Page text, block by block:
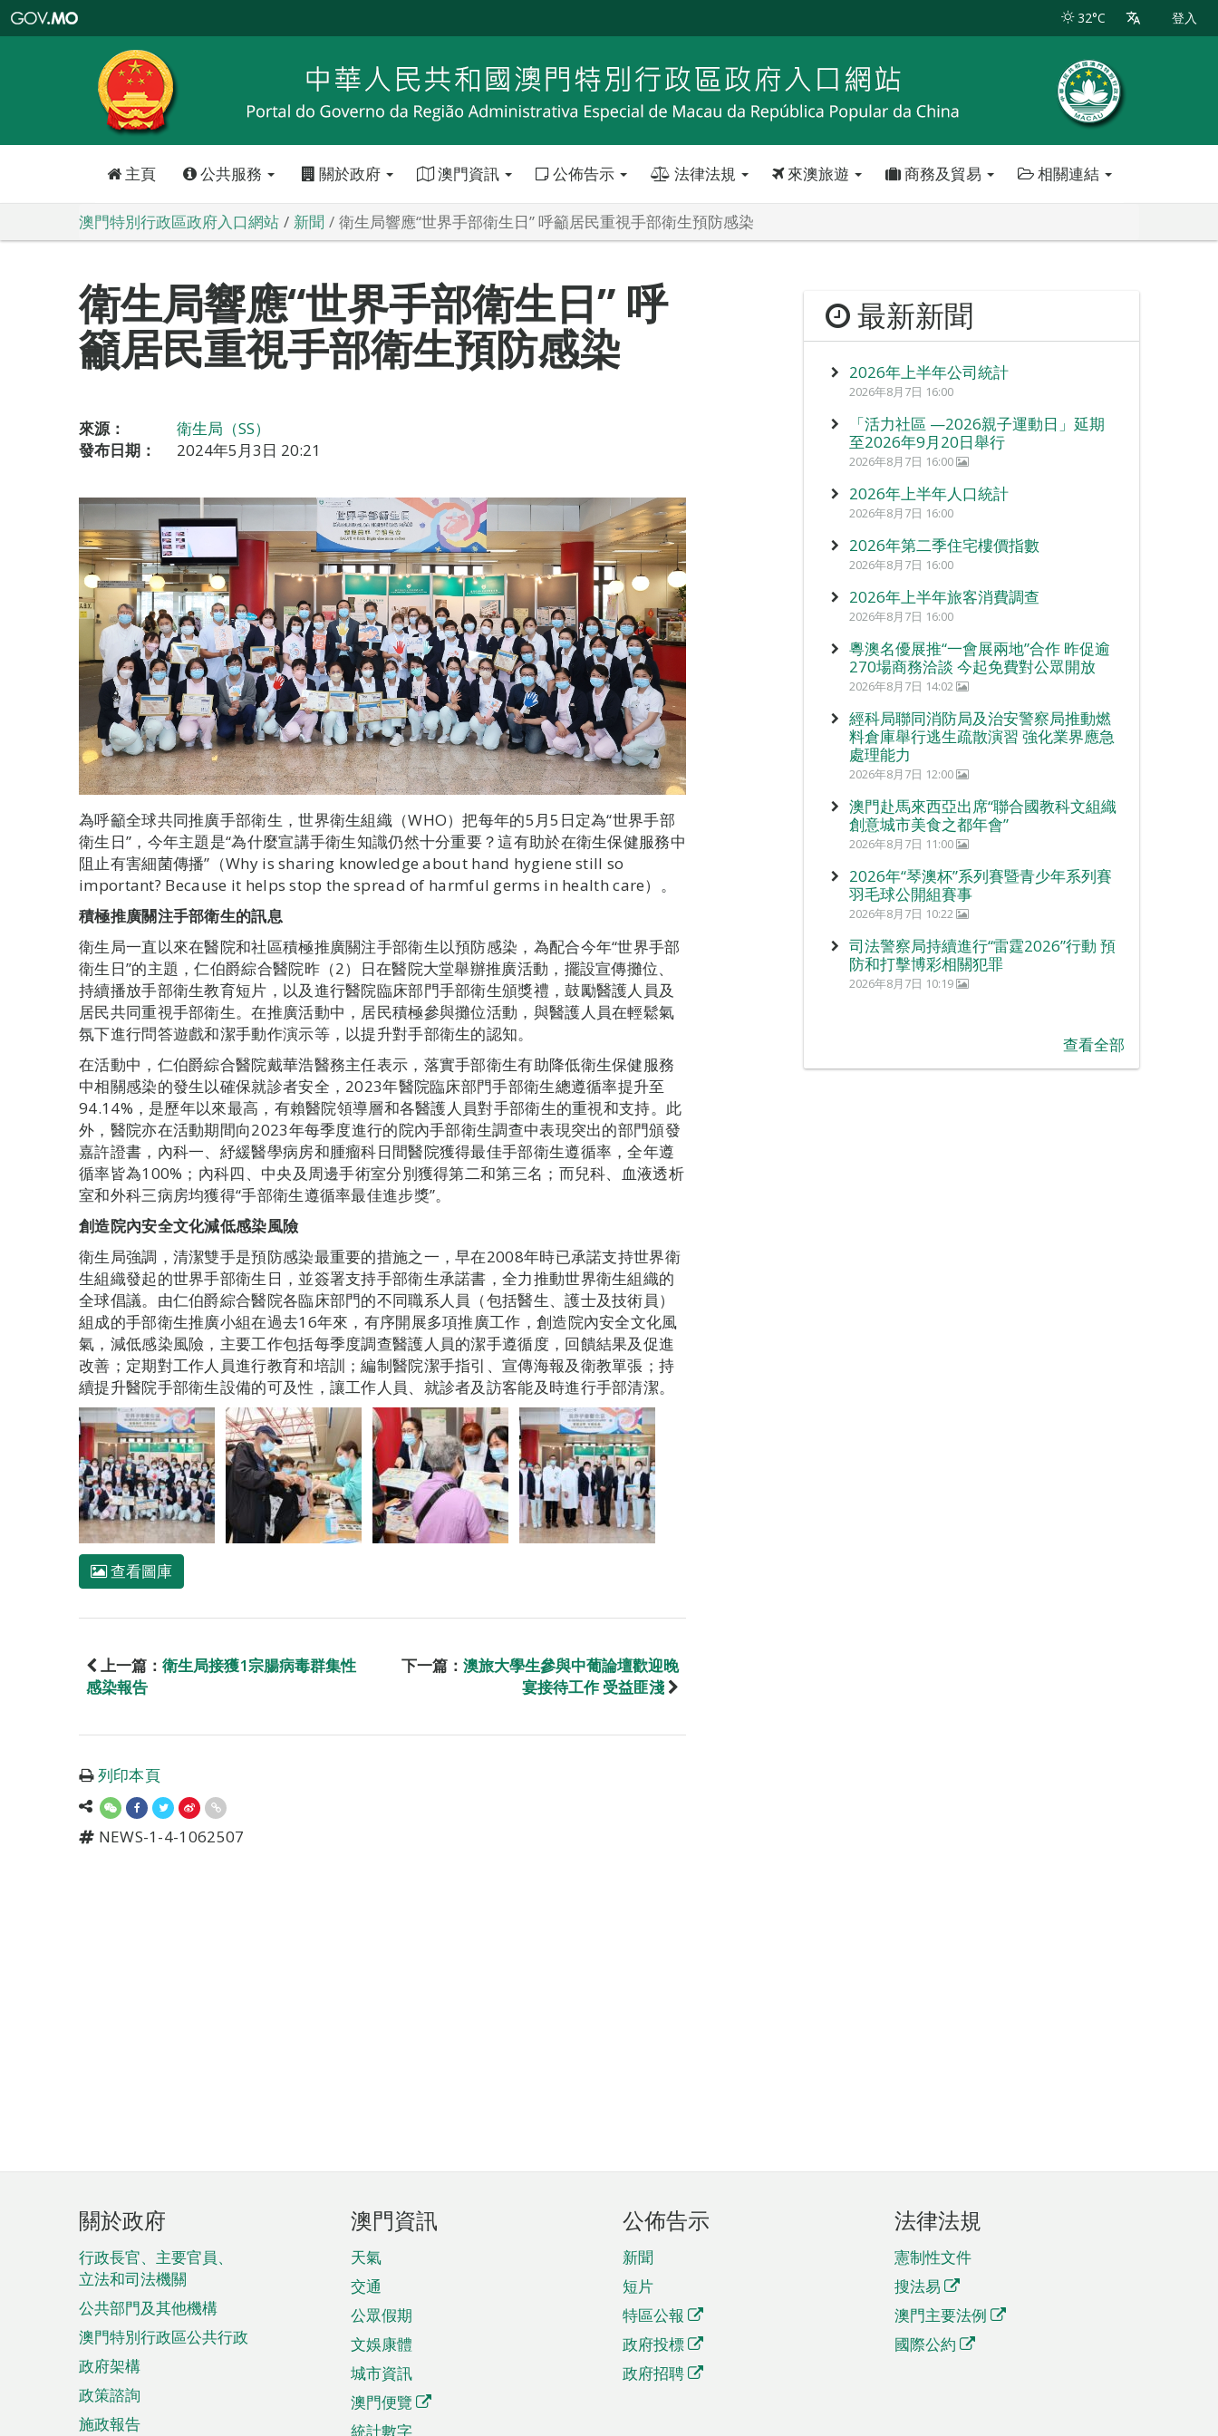
特
政
區
政
口
32°C 登入
主頁 公共服務 關於政府 澳門資訊 公佈告示 法律法規 來澳旅遊 商務及貿易 相關連結
澳門特別行政區政府入口網站 新聞 衛生局響應“世界手部衛生日” 呼籲居民重視手部衛生預防感染
衛生局響應“世界手部衛生日” 呼
籲居民重視手部衛生預防感染
來源：
衛生局（SS）
發布日期：
2024年5月3日 20:21
為呼籲全球共同推廣手部衛生，世界衛生組織（WHO）把每年的5月5日定為“世界手部
衛生日”，今年主題是“為什麼宣講手衛生知識仍然十分重要？這有助於在衛生保健服務中
阻止有害細菌傳播”（Why is sharing knowledge about hand hygiene still so
important? Because it helps stop the spread of harmful germs in health care）。
積極推廣關注手部衛生的訊息
衛生局一直以來在醫院和社區積極推廣關注手部衛生以預防感染，為配合今年“世界手部
衛生日”的主題，仁伯爵綜合醫院昨（2）日在醫院大堂舉辦推廣活動，擺設宣傳攤位、
持續播放手部衛生教育短片，以及進行醫院臨床部門手部衛生頒獎禮，鼓勵醫護人員及
居民共同重視手部衛生。在推廣活動中，居民積極參與攤位活動，與醫護人員在輕鬆氣
氛下進行問答遊戲和潔手動作演示等，以提升對手部衛生的認知。
在活動中，仁伯爵綜合醫院戴華浩醫務主任表示，落實手部衛生有助降低衛生保健服務
中相關感染的發生以確保就診者安全，2023年醫院臨床部門手部衛生總遵循率提升至
94.14%，是歷年以來最高，有賴醫院領導層和各醫護人員對手部衛生的重視和支持。此
外，醫院亦在活動期間向2023年每季度進行的院內手部衛生調查中表現突出的部門頒發
嘉許證書，內科一、紓緩醫學病房和腫瘤科日間醫院獲得最佳手部衛生遵循率，全年遵
循率皆為100%；內科四、中央及周邊手術室分別獲得第二和第三名；而兒科、血液透析
室和外科三病房均獲得“手部衛生遵循率最佳進步獎”。
創造院內安全文化減低感染風險
衛生局強調，清潔雙手是預防感染最重要的措施之一，早在2008年時已承諾支持世界衛
生組織發起的世界手部衛生日，並簽署支持手部衛生承諾書，全力推動世界衛生組織的
全球倡議。由仁伯爵綜合醫院各臨床部門的不同職系人員（包括醫生、護士及技術員）
組成的手部衛生推廣小組在過去16年來，有序開展多項推廣工作，創造院內安全文化風
氣，減低感染風險，主要工作包括每季度調查醫護人員的潔手遵循度，回饋結果及促進
改善；定期對工作人員進行教育和培訓；編制醫院潔手指引、宣傳海報及衛教單張；持
續提升醫院手部衛生設備的可及性，讓工作人員、就診者及訪客能及時進行手部清潔。
查看圖庫
上一篇： 衛生局接獲1宗腸病毒群集性
感染報告
下一篇： 澳旅大學生參與中葡論壇歡迎晚
宴接待工作 受益匪淺
列印本頁
NEWS-1-4-1062507
最新新聞
2026年上半年公司統計
2026年8月7日 16:00
「活力社區 —2026親子運動日」延期
至2026年9月20日舉行
2026年8月7日 16:00
2026年上半年人口統計
2026年8月7日 16:00
2026年第二季住宅樓價指數
2026年8月7日 16:00
2026年上半年旅客消費調查
2026年8月7日 16:00
粵澳名優展推“一會展兩地”合作 昨促逾
270場商務洽談 今起免費對公眾開放
2026年8月7日 14:02
經科局聯同消防局及治安警察局推動燃
料倉庫舉行逃生疏散演習 強化業界應急
處理能力
2026年8月7日 12:00
澳門赴馬來西亞出席“聯合國教科文組織
創意城市美食之都年會”
2026年8月7日 11:00
2026年“琴澳杯”系列賽暨青少年系列賽
羽毛球公開組賽事
2026年8月7日 10:22
司法警察局持續進行“雷霆2026”行動 預
防和打擊博彩相關犯罪
2026年8月7日 10:19
查看全部
頁
腳
菜
單
關於政府
行政長官、主要官員、
立法和司法機關
公共部門及其他機構
澳門特別行政區公共行政
政府架構
政策諮詢
施政報告
澳門資訊
天氣
交通
公眾假期
文娛康體
城市資訊
澳門便覽
統計數字
公佈告示
新聞
短片
特區公報
政府投標
政府招聘
法律法規
憲制性文件
搜法易
澳門主要法例
國際公約